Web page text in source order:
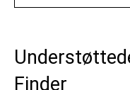
Finder